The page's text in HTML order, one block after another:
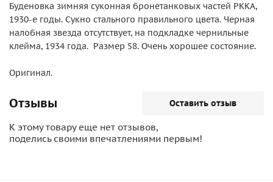
Буденовка зимняя суконная бронетанковых частей РККА,
1930-е годы. Сукно стального правильного цвета. Черная
налобная звезда отсутствует, на подкладке чернильные
клейма, 1934 года. Размер 58. Очень хорошее состояние.
Оригинал.
Отзывы Оставить отзыв
К этому товару еще нет отзывов,
поделись своими впечатлениями первым!